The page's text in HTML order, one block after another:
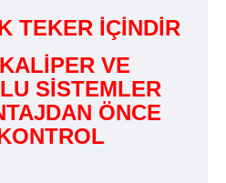
TEKER İÇİNDİR
VE
SİSTEMLER
ÖNCE